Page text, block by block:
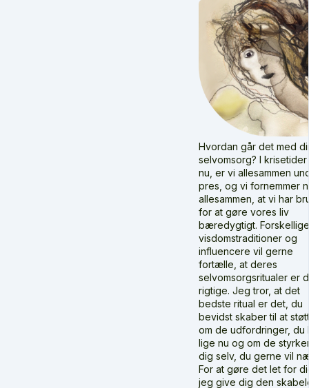
Hvordan går det med
selvomsorg? I krisetider
nu, er vi allesammen
pres, og vi fornemmer
allesammen, at vi har
for at gøre vores liv
bæredygtigt. Forskellige
visdomstraditioner og
influencere vil gerne
fortælle, at deres
selvomsorgsritualer er
rigtige. Jeg tror, at det
bedste ritual er det, du
bevidst skaber til at
om de udfordringer, du
lige nu og om de
dig selv, du gerne vil
For at gøre det let for
jeg give dig den